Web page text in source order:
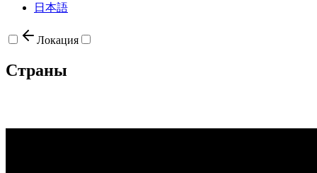
日本語
Локация
Страны